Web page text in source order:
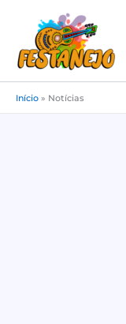
conteúdo
Início » Notícias